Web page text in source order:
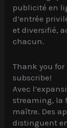
publicité en
d’entrée
et diversifié,
chacun.
Thank you
subscribe!
Avec
streaming, la
maître. Des
distinguent